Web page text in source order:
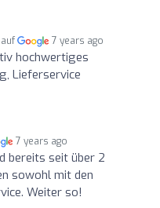
7 years ago
hochwertiges
Lieferservice
7 years ago
bereits seit über 2
sowohl mit den
Weiter so!